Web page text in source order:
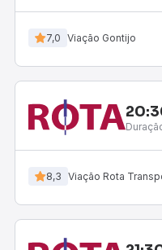
7,0 Viação Gontijo
8,3 Viação Rota